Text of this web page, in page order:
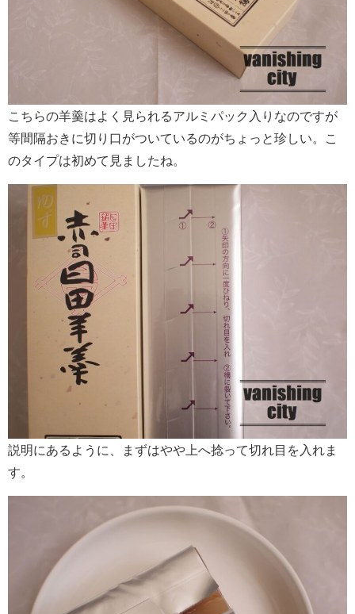
こちらの羊羹はよく見られるアルミパック入りなのですが
等間隔おきに切り口がついているのがちょっと珍しい。こ
のタイプは初めて見ましたね。
説明にあるように、まずはやや上へ捻って切れ目を入れま
す。